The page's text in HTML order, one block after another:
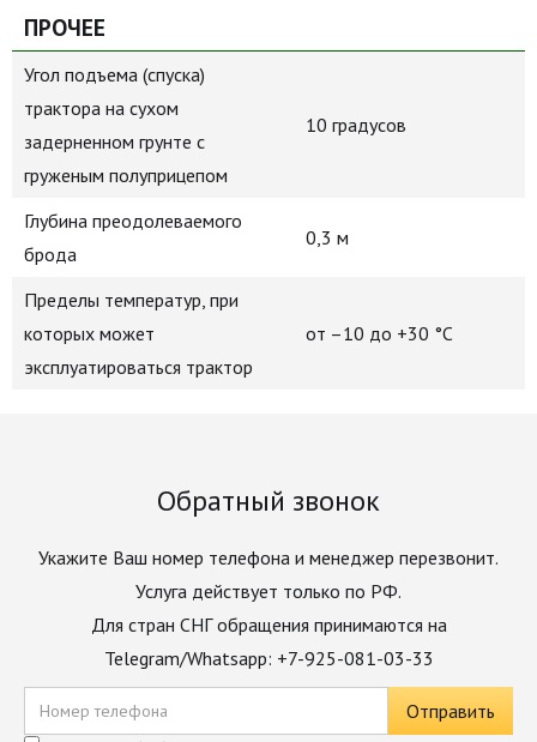
ПРОЧЕЕ
Угол подъема (спуска)
трактора на сухом
задерненном грунте с
груженым полуприцепом
10 градусов
Глубина преодолеваемого
брода
0,3 м
Пределы температур, при
которых может
эксплуатироваться трактор
от –10 до +30 °С
Обратный звонок
Укажите Ваш номер телефона и менеджер перезвонит.
Услуга действует только по РФ.
Для стран СНГ обращения принимаются на
Telegram/Whatsapp: +7-925-081-03-33